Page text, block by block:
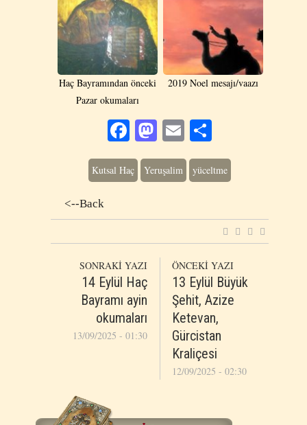
Haç Bayramından önceki
Pazar okumaları
2019 Noel mesajı­/vaazı
Facebook
Mastodon
Email
Kutsal Haç Yeruşalim yüceltme
<--Back
SONRAKİ YAZI
14 Eylül Haç
Bayramı ayin
okumaları
13/09/2025 - 01:30
ÖNCEKİ YAZI
13 Eylül Büyük
Şehit, Azize
Ketevan,
Gürcistan
Kraliçesi
12/09/2025 - 02:30